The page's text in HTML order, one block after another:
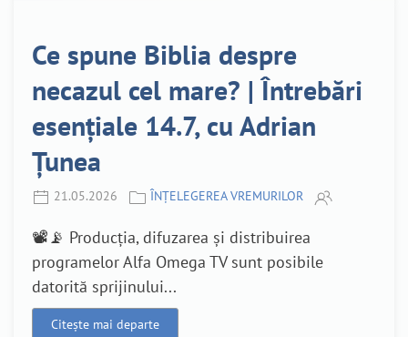
Ce spune Biblia despre
necazul cel mare? | Întrebări
esențiale 14.7, cu Adrian
Țunea
21.05.2026 ÎNȚELEGEREA VREMURILOR
📽️📡 Producția, difuzarea și distribuirea
programelor Alfa Omega TV sunt posibile
datorită sprijinului...
Citește mai departe